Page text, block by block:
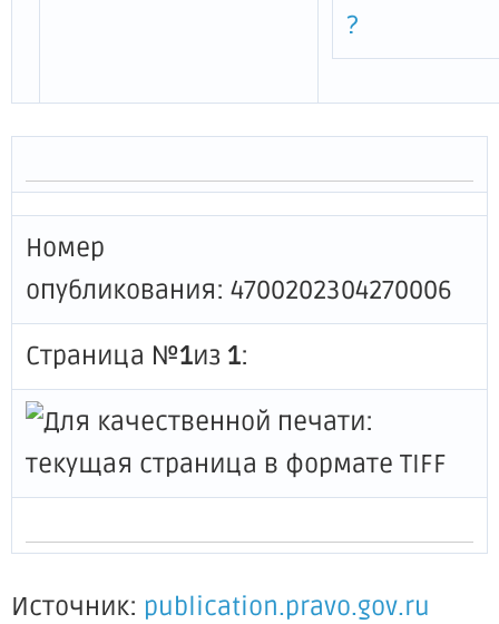
?
Номер
опубликования: 4700202304270006
Страница №1из 1:
Источник: publication.pravo.gov.ru